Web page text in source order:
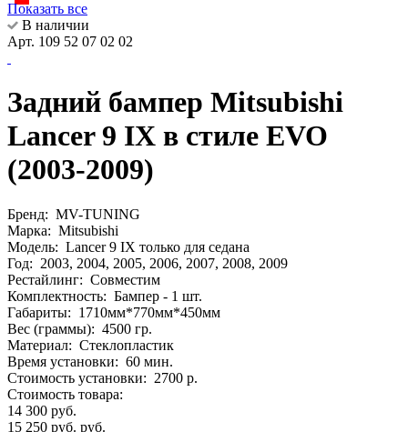
Показать все
В наличии
Арт. 109 52 07 02 02
Задний бампер Mitsubishi
Lancer 9 IX в стиле EVO
(2003-2009)
Бренд: MV-TUNING
Марка: Mitsubishi
Модель: Lancer 9 IX только для седана
Год: 2003, 2004, 2005, 2006, 2007, 2008, 2009
Рестайлинг: Совместим
Комплектность: Бампер - 1 шт.
Габариты: 1710мм*770мм*450мм
Вес (граммы): 4500 гр.
Материал: Стеклопластик
Время установки: 60 мин.
Стоимость установки: 2700 р.
Стоимость товара:
14 300 руб.
15 250 руб. руб.